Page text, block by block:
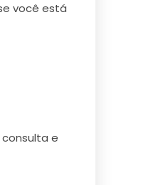
você está
e